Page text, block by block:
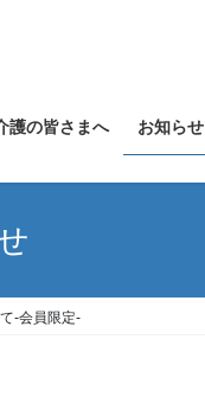
護の皆さまへ お知らせ
-会員限定-